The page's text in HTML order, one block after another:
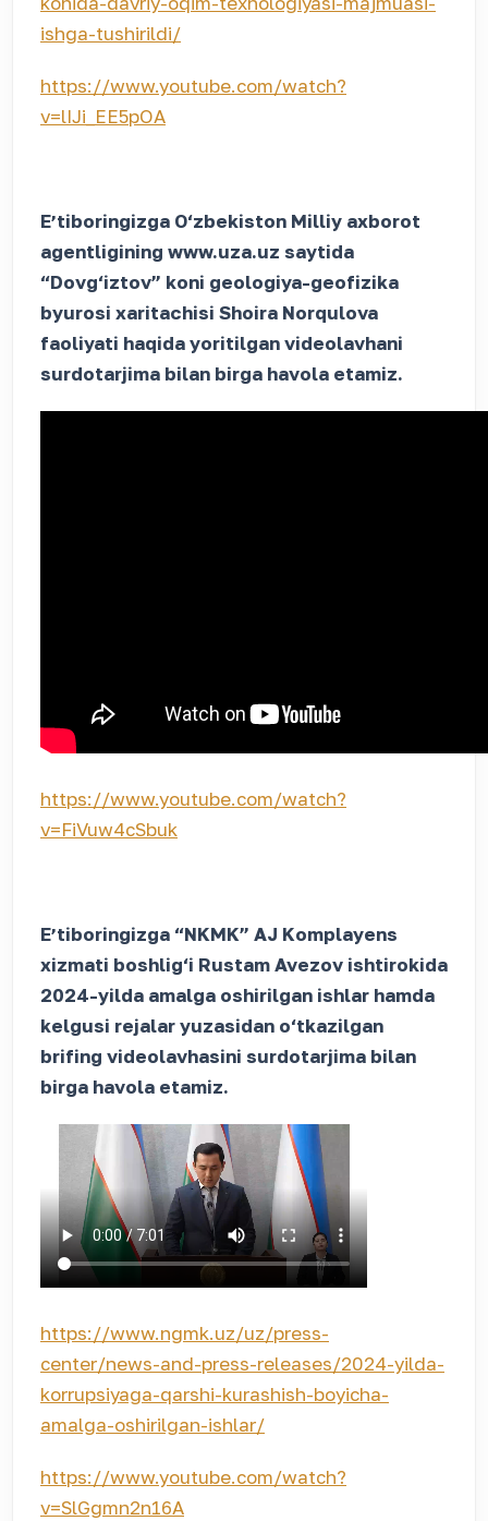
ishga-tushirildi/
https://www.youtube.com/watch?
v=lIJi_EE5pOA
Eʼtiboringizga O‘zbekiston Milliy axborot
agentligining www.uza.uz saytida
“Dovg‘iztov” koni geologiya-geofizika
byurosi xaritachisi Shoira Norqulova
faoliyati haqida yoritilgan videolavhani
surdotarjima bilan birga havola etamiz.
https://www.youtube.com/watch?
v=FiVuw4cSbuk
Eʼtiboringizga “NKMK” AJ Komplayens
xizmati boshlig‘i Rustam Avezov ishtirokida
2024-yilda amalga oshirilgan ishlar hamda
kelgusi rejalar yuzasidan o‘tkazilgan
brifing videolavhasini surdotarjima bilan
birga havola etamiz.
https://www.ngmk.uz/uz/press-
center/news-and-press-releases/2024-yilda-
korrupsiyaga-qarshi-kurashish-boyicha-
amalga-oshirilgan-ishlar/
https://www.youtube.com/watch?
v=SlGgmn2n16A